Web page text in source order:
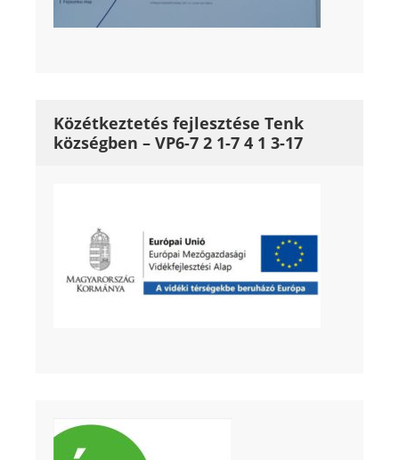
Közétkeztetés fejlesztése Tenk
községben – VP6-7 2 1-7 4 1 3-17